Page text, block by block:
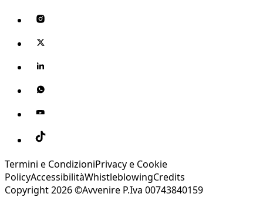
Termini e CondizioniPrivacy e Cookie
PolicyAccessibilitàWhistleblowingCredits
Copyright 2026 ©Avvenire P.Iva 00743840159